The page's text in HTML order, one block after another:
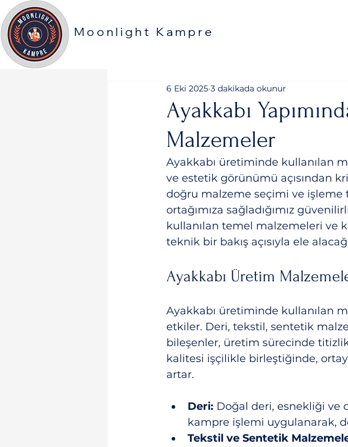
Moonlight Kampre
Ayakkabı
Malzemeler
6 Eki 2025 3 dakikada okunur
Ayakkabı üretiminde kullanılan
ve estetik görünümü açısından
doğru malzeme seçimi ve işleme
ortağımıza sağladığımız
kullanılan temel malzemeleri ve
teknik bir bakış açısıyla ele
Ayakkabı Üretim
Ayakkabı üretiminde kullanılan
etkiler. Deri, tekstil, sentetik
bileşenler, üretim sürecinde
kalitesi işçilikle birleştiğinde,
artar.
Deri: Doğal deri, esnekliği ve
kampre işlemi uygulanarak,
Tekstil ve Sentetik